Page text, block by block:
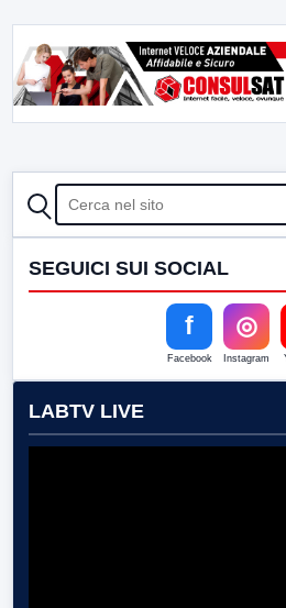
CERCA
SEGUICI SUI SOCIAL
f
Facebook
◎
Instagram
LABTV LIVE